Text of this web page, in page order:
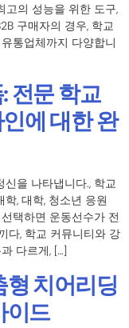
고의 성능을 위한 도구,
구매자의 경우, 학교
통업체까지 다양합니
전문 학교
에 대한 완
을 나타냅니다., 학교
, 대학, 청소년 응원
택하면 운동선수가 전
다, 학교 커뮤니티와 강
다르게, […]
형 치어리딩
이드